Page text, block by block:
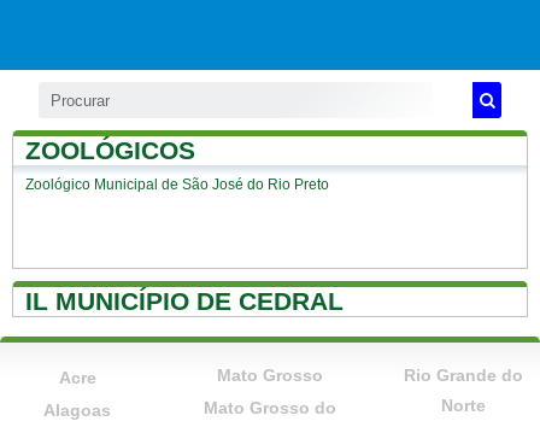
ZOOLÓGICOS
Zoológico Municipal de São José do Rio Preto
IL MUNICÍPIO DE CEDRAL
Acre
Alagoas
Mato Grosso
Mato Grosso do
Rio Grande do
Norte